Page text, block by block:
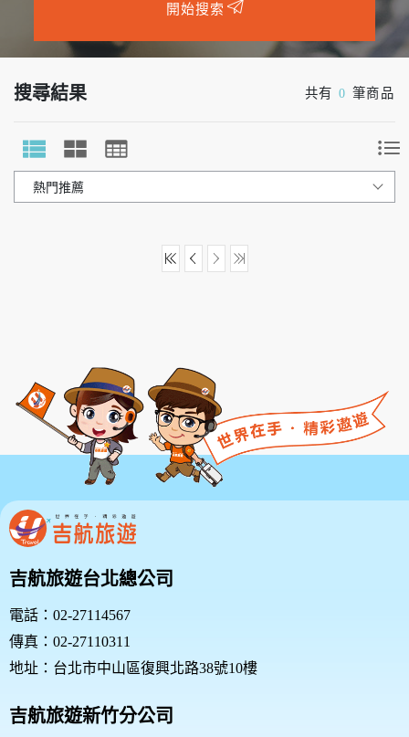
開始搜索
搜尋結果 共有 0 筆商品
吉航旅遊台北總公司
電話：02-27114567
傳真：02-27110311
地址：台北市中山區復興北路38號10樓
吉航旅遊新竹分公司